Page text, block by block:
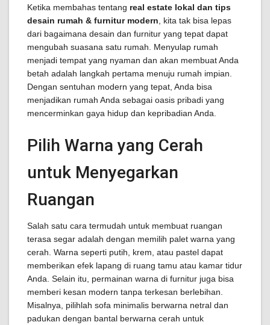
Ketika membahas tentang real estate lokal dan tips
desain rumah & furnitur modern , kita tak bisa lepas
dari bagaimana desain dan furnitur yang tepat dapat
mengubah suasana satu rumah. Menyulap rumah
menjadi tempat yang nyaman dan akan membuat Anda
betah adalah langkah pertama menuju rumah impian.
Dengan sentuhan modern yang tepat, Anda bisa
menjadikan rumah Anda sebagai oasis pribadi yang
mencerminkan gaya hidup dan kepribadian Anda.
Pilih Warna yang Cerah
untuk Menyegarkan
Ruangan
Salah satu cara termudah untuk membuat ruangan
terasa segar adalah dengan memilih palet warna yang
cerah. Warna seperti putih, krem, atau pastel dapat
memberikan efek lapang di ruang tamu atau kamar tidur
Anda. Selain itu, permainan warna di furnitur juga bisa
memberi kesan modern tanpa terkesan berlebihan.
Misalnya, pilihlah sofa minimalis berwarna netral dan
padukan dengan bantal berwarna cerah untuk